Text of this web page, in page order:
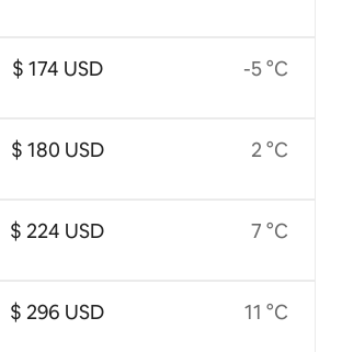
$ 174 USD
$ 180 USD
$ 224 USD
$ 296 USD
-5 °C
2 °C
7 °C
11 °C